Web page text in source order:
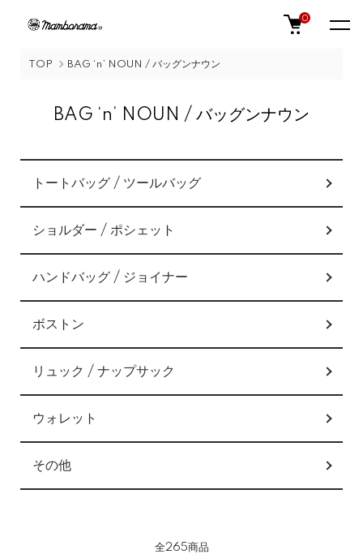
0
TOP BAG ‘n’ NOUN / バッグンナウン
BAG ‘n’ NOUN / バッグンナウン
カテゴリー一覧
トートバッグ / ツールバッグ
ショルダー / ポシェット
ハンドバッグ / ジョイナー
ボストン
リュック / ナップサック
ウォレット
その他
全265商品